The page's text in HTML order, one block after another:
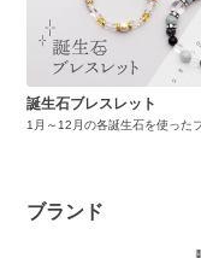
誕生石ブレスレット
1月～12月の各誕生石を使った
ブランド